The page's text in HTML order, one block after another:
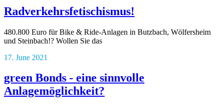
Radverkehrsfetischismus!
480.800 Euro für Bike & Ride-Anlagen in Butzbach, Wölfersheim
und Steinbach!? Wollen Sie das
17. June 2021
green Bonds - eine sinnvolle
Anlagemöglichkeit?